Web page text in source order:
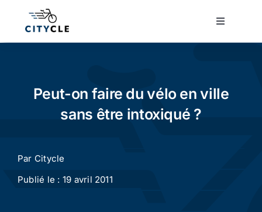
Toggle
Cyclisme urbain
Matériel
Peut-on faire du vélo en ville
sans être intoxiqué ?
Par Citycle
Publié le : 19 avril 2011